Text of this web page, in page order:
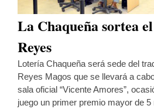
La Chaqueña sortea
Reyes
Lotería Chaqueña será sede del
Reyes Magos que se llevará a
sala oficial “Vicente Amores”,
juego un primer premio mayor de